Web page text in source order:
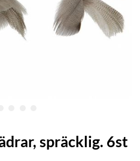
spräcklig. 6st